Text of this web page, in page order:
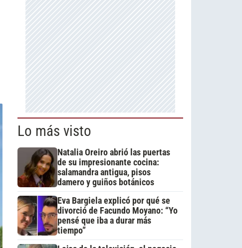
Lo más visto
Natalia Oreiro abrió las puertas
de su impresionante cocina:
salamandra antigua, pisos
damero y guiños botánicos
Eva Bargiela explicó por qué se
divorció de Facundo Moyano: “Yo
pensé que iba a durar más
tiempo”